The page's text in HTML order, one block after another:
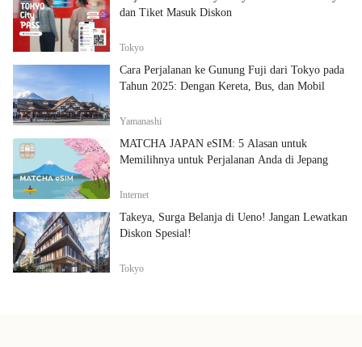
dan Tiket Masuk Diskon
Tokyo
Cara Perjalanan ke Gunung Fuji dari Tokyo pada
Tahun 2025: Dengan Kereta, Bus, dan Mobil
Yamanashi
MATCHA JAPAN eSIM: 5 Alasan untuk
Memilihnya untuk Perjalanan Anda di Jepang
Internet
Takeya, Surga Belanja di Ueno! Jangan Lewatkan
Diskon Spesial!
Tokyo